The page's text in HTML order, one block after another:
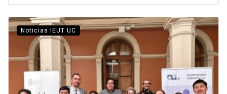
Noticias IEUT UC